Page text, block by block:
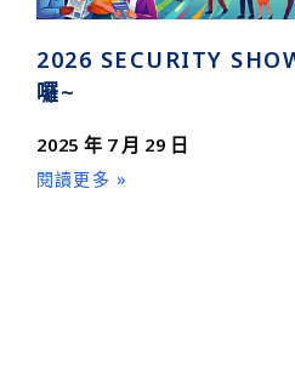
2026 SECURITY
囉~
2025 年 7 月 29 日
閱讀更多 »